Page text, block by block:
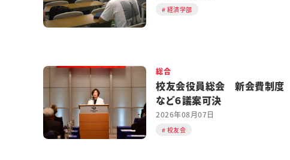
経済学部
総合
校友会役員総会 新会費制度
など６議案可決
2026年08月07日
校友会